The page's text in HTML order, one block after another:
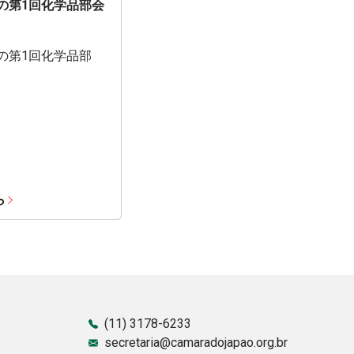
第1回化学品部会
第1回化学品部
(11) 3178-6233
secretaria@camaradojapao.org.br